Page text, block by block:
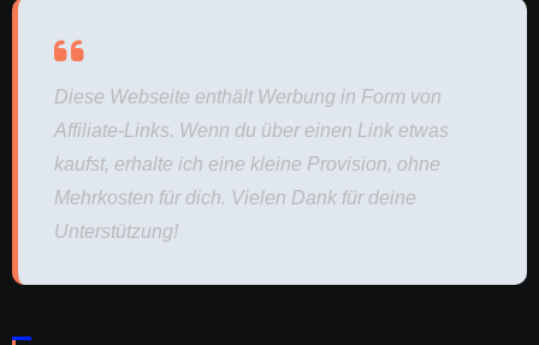
Diese Webseite enthält Werbung in Form von
Affiliate-Links. Wenn du über einen Link etwas
kaufst, erhalte ich eine kleine Provision, ohne
Mehrkosten für dich. Vielen Dank für deine
Unterstützung!